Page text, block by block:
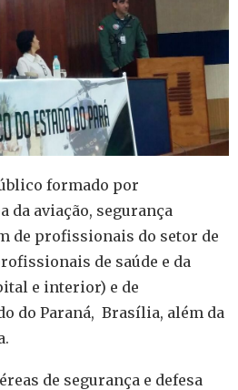
formado por
da aviação, segurança
de profissionais do setor de
de saúde e da
e interior) e de
do Paraná, Brasília, além da
de segurança e defesa